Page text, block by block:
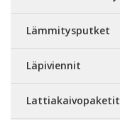
Lämmitysputket
Läpiviennit
Lattiakaivopaketit